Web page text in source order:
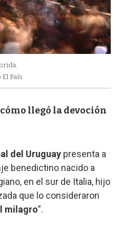
País
llegó la devoción
del Uruguay presenta a
benedictino nacido a
en el sur de Italia, hijo
que lo consideraron
milagro”.